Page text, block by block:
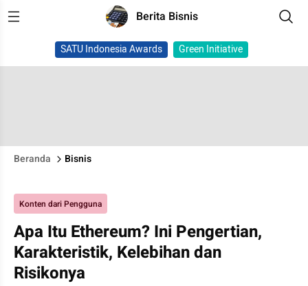
Berita Bisnis
SATU Indonesia Awards Green Initiative
Beranda Bisnis
Konten dari Pengguna
Apa Itu Ethereum? Ini Pengertian,
Karakteristik, Kelebihan dan
Risikonya